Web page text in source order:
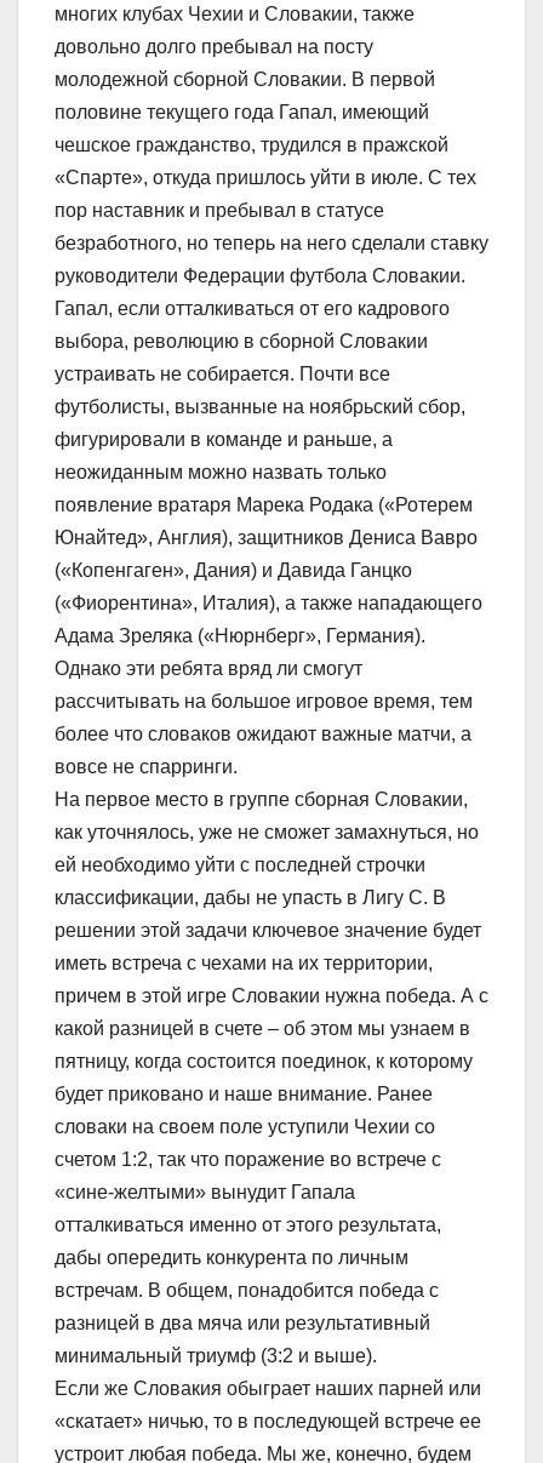
многих клубах Чехии и Словакии, также
довольно долго пребывал на посту
молодежной сборной Словакии. В первой
половине текущего года Гапал, имеющий
чешское гражданство, трудился в пражской
«Спарте», откуда пришлось уйти в июле. С тех
пор наставник и пребывал в статусе
безработного, но теперь на него сделали ставку
руководители Федерации футбола Словакии.
Гапал, если отталкиваться от его кадрового
выбора, революцию в сборной Словакии
устраивать не собирается. Почти все
футболисты, вызванные на ноябрьский сбор,
фигурировали в команде и раньше, а
неожиданным можно назвать только
появление вратаря Марека Родака («Ротерем
Юнайтед», Англия), защитников Дениса Вавро
(«Копенгаген», Дания) и Давида Ганцко
(«Фиорентина», Италия), а также нападающего
Адама Зреляка («Нюрнберг», Германия).
Однако эти ребята вряд ли смогут
рассчитывать на большое игровое время, тем
более что словаков ожидают важные матчи, а
вовсе не спарринги.
На первое место в группе сборная Словакии,
как уточнялось, уже не сможет замахнуться, но
ей необходимо уйти с последней строчки
классификации, дабы не упасть в Лигу С. В
решении этой задачи ключевое значение будет
иметь встреча с чехами на их территории,
причем в этой игре Словакии нужна победа. А с
какой разницей в счете – об этом мы узнаем в
пятницу, когда состоится поединок, к которому
будет приковано и наше внимание. Ранее
словаки на своем поле уступили Чехии со
счетом 1:2, так что поражение во встрече с
«сине-желтыми» вынудит Гапала
отталкиваться именно от этого результата,
дабы опередить конкурента по личным
встречам. В общем, понадобится победа с
разницей в два мяча или результативный
минимальный триумф (3:2 и выше).
Если же Словакия обыграет наших парней или
«скатает» ничью, то в последующей встрече ее
устроит любая победа. Мы же, конечно, будем